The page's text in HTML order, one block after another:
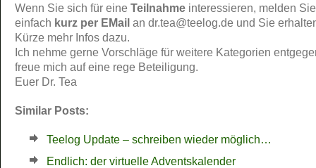
Wenn Sie sich für eine Teilnahme interessieren, melden
einfach kurz per EMail an dr.tea@teelog.de und Sie
Kürze mehr Infos dazu.
Ich nehme gerne Vorschläge für weitere Kategorien
freue mich auf eine rege Beteiligung.
Euer Dr. Tea
Similar Posts:
Teelog Update – schreiben wieder möglich…
Endlich: der virtuelle Adventskalender